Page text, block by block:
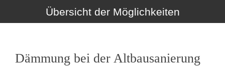
Übersicht der Möglichkeiten
Dämmung bei der Altbausanierung